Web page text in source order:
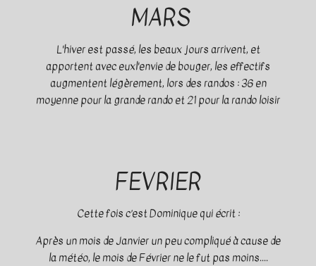
MARS
L'hiver est passé, les beaux jours arrivent, et
apportent avec euxl'envie de bouger, les effectifs
augmentent légèrement, lors des randos : 36 en
moyenne pour la grande rando et 21 pour la rando loisir
FEVRIER
Cette fois c’est Dominique qui écrit :
Après un mois de Janvier un peu compliqué à cause de
la météo, le mois de Février ne le fut pas moins....